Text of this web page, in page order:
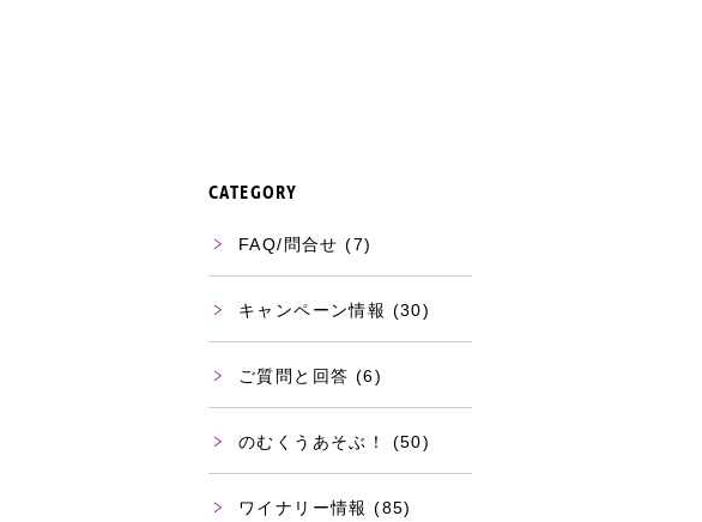
CATEGORY
FAQ/問合せ (7)
キャンペーン情報 (30)
ご質問と回答 (6)
のむくうあそぶ！ (50)
ワイナリー情報 (85)